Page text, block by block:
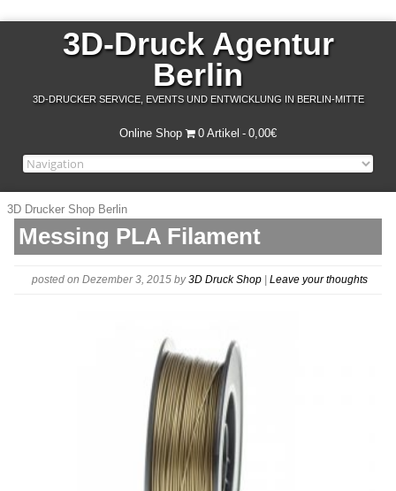
3D-Druck Agentur
Berlin
3D-DRUCKER SERVICE, EVENTS UND ENTWICKLUNG IN BERLIN-MITTE
Online Shop 0 Artikel 0,00€
3D Drucker Shop Berlin
Messing PLA Filament
posted on Dezember 3, 2015 by3D Druck Shop Leave your thoughts